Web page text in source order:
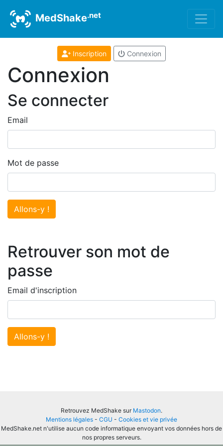
MedShake.net
Inscription Connexion
Connexion
Se connecter
Email
Mot de passe
Allons-y !
Retrouver son mot de
passe
Email d'inscription
Allons-y !
Retrouvez MedShake sur Mastodon.
Mentions légales - CGU - Cookies et vie privée
MedShake.net n'utilise aucun code informatique envoyant vos données hors de
nos propres serveurs.